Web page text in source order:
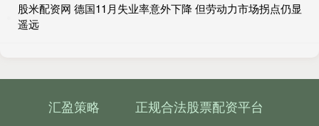
股米配资网 德国11月失业率意外下降 但劳动力市场拐点仍显
遥远
汇盈策略 正规合法股票配资平台